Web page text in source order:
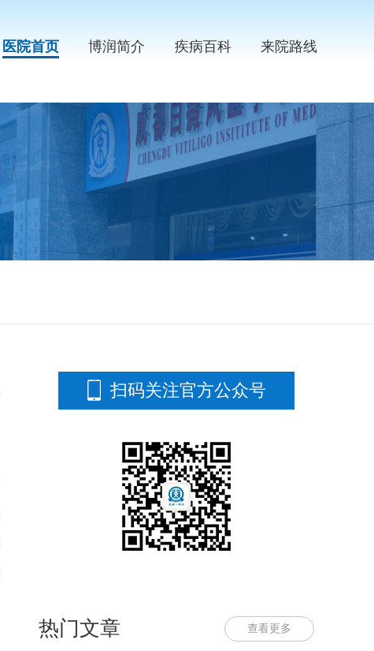
医院首页 博润简介 疾病百科 来院路线
扫码关注官方公众号
热门文章 查看更多